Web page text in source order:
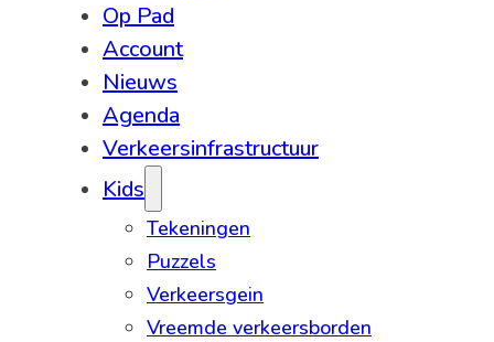
Op Pad
Account
Nieuws
Agenda
Verkeersinfrastructuur
Kids
Tekeningen
Puzzels
Verkeersgein
Vreemde verkeersborden